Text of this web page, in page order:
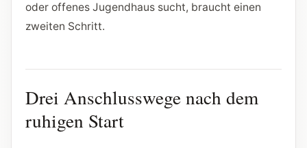
oder offenes Jugendhaus sucht, braucht einen
zweiten Schritt.
Drei Anschlusswege nach dem
ruhigen Start